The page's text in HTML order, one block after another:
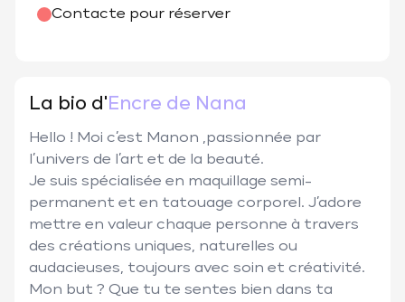
Contacte pour réserver
@encredenana
La bio d' Encre de Nana
Hello ! Moi c’est Manon ,passionnée par
l’univers de l’art et de la beauté.
Je suis spécialisée en maquillage semi-
permanent et en tatouage corporel. J’adore
mettre en valeur chaque personne à travers
des créations uniques, naturelles ou
audacieuses, toujours avec soin et créativité.
Mon but ? Que tu te sentes bien dans ta